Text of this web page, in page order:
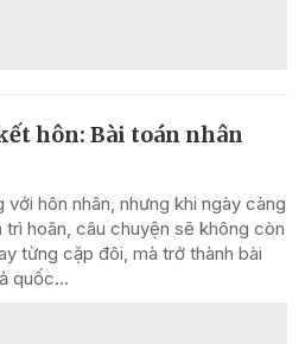
hôn: Bài toán nhân
hôn nhân, nhưng khi ngày càng
hoãn, câu chuyện sẽ không còn
từng cặp đôi, mà trở thành bài
quốc...